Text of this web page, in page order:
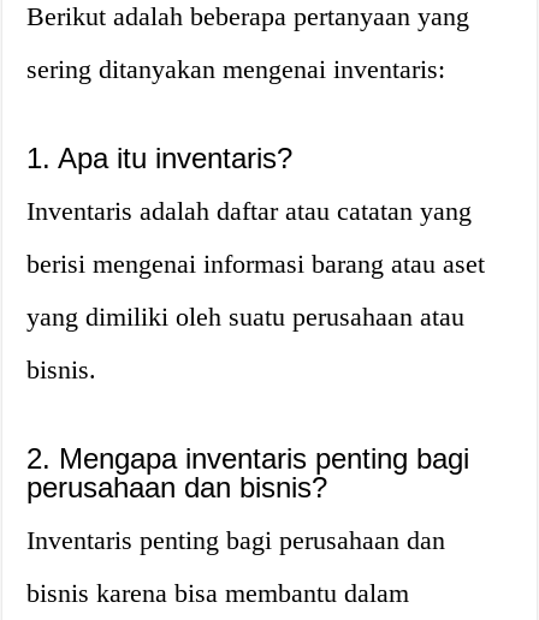
Berikut adalah beberapa pertanyaan yang
sering ditanyakan mengenai inventaris:
1. Apa itu inventaris?
Inventaris adalah daftar atau catatan yang
berisi mengenai informasi barang atau aset
yang dimiliki oleh suatu perusahaan atau
bisnis.
2. Mengapa inventaris penting bagi
perusahaan dan bisnis?
Inventaris penting bagi perusahaan dan
bisnis karena bisa membantu dalam